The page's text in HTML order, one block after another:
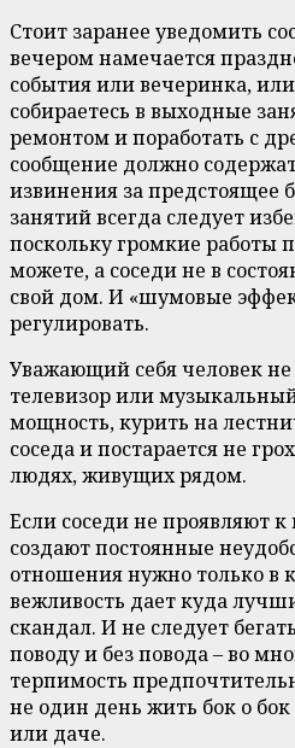
Стоит заранее уведомить
вечером намечается
события или вечеринка,
собираетесь в выходные
ремонтом и поработать с
сообщение должно
извинения за предстоящее
занятий всегда следует
поскольку громкие работы
можете, а соседи не в
свой дом. И «шумовые
регулировать.
Уважающий себя человек не
телевизор или
мощность, курить на
соседа и постарается не
людях, живущих рядом.
Если соседи не проявляют
создают постоянные
отношения нужно только в
вежливость дает куда
скандал. И не следует
поводу и без повода – во
терпимость
не один день жить бок о
или даче.